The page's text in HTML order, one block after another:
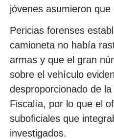
jóvenes asumieron
Pericias forenses
camioneta no había
armas y que el gran
sobre el vehículo
desproporcionado de
Fiscalía, por lo que el
suboficiales que
investigados.